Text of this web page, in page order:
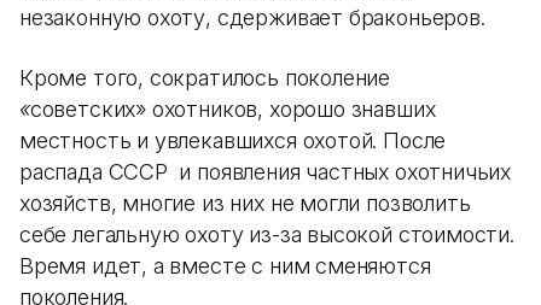
незаконную охоту, сдерживает браконьеров.
Кроме того, сократилось поколение
«советских» охотников, хорошо знавших
местность и увлекавшихся охотой. После
распада СCCР и появления частных охотничьих
хозяйств, многие из них не могли позволить
себе легальную охоту из-за высокой стоимости.
Время идет, а вместе с ним сменяются
поколения.